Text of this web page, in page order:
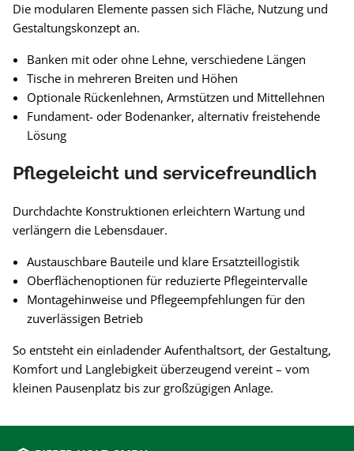
Die modularen Elemente passen sich Fläche, Nutzung und
Gestaltungskonzept an.
Banken mit oder ohne Lehne, verschiedene Längen
Tische in mehreren Breiten und Höhen
Optionale Rückenlehnen, Armstützen und Mittellehnen
Fundament- oder Bodenanker, alternativ freistehende
Lösung
Pflegeleicht und servicefreundlich
Durchdachte Konstruktionen erleichtern Wartung und
verlängern die Lebensdauer.
Austauschbare Bauteile und klare Ersatzteillogistik
Oberflächenoptionen für reduzierte Pflegeintervalle
Montagehinweise und Pflegeempfehlungen für den
zuverlässigen Betrieb
So entsteht ein einladender Aufenthaltsort, der Gestaltung,
Komfort und Langlebigkeit überzeugend vereint – vom
kleinen Pausenplatz bis zur großzügigen Anlage.